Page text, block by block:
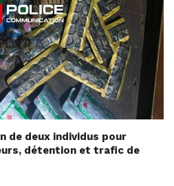
de deux individus pour
détention et trafic de